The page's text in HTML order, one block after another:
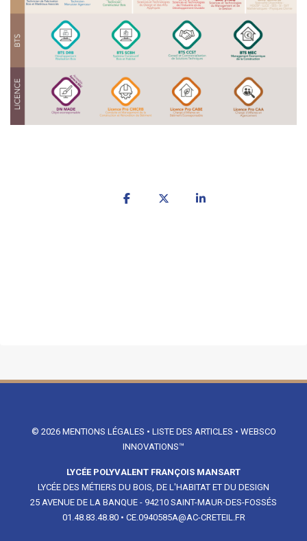
© 2026 MENTIONS LÉGALES • LISTE DES ARTICLES • WEBSCO
INNOVATIONS™
LYCÉE POLYVALENT FRANÇOIS MANSART
LYCÉE DES MÉTIERS DU BOIS, DE L'HABITAT ET DU DESIGN
25 AVENUE DE LA BANQUE - 94210 SAINT-MAUR-DES-FOSSÉS
01.48.83.48.80• CE.0940585A@AC-CRETEIL.FR